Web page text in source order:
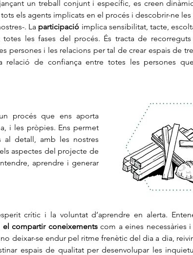
un treball conjunt i específic, es creen
els agents implicats en el procés i descobrir-ne les
. La participació implica sensibilitat, tacte,
les fases del procés. És tracta de
persones i les relacions per tal de crear espais de
relació de confiança entre totes les persones
procés que ens aporta
i les pròpies. Ens permet
al detall, amb les nostres
aspectes del projecte de
aprendre i generar
crític i la voluntat d’aprendre en alerta.
compartir coneixementscom a eines necessàries i
deixar-se endur pel ritme frenètic del dia a dia,
espais de qualitat per desenvolupar les